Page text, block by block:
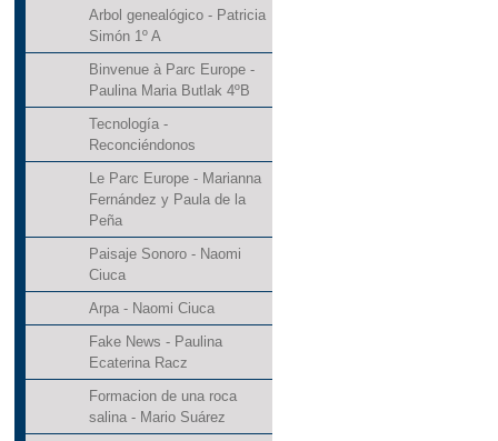
Arbol genealógico - Patricia
Simón 1º A
Binvenue à Parc Europe -
Paulina Maria Butlak 4ºB
Tecnología -
Reconciéndonos
Le Parc Europe - Marianna
Fernández y Paula de la
Peña
Paisaje Sonoro - Naomi
Ciuca
Arpa - Naomi Ciuca
Fake News - Paulina
Ecaterina Racz
Formacion de una roca
salina - Mario Suárez